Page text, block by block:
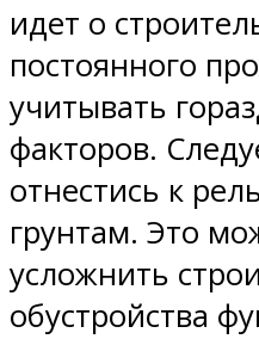
идет о
постоянного
учитывать
факторов.
отнестись к
грунтам. Это
усложнить
обустройства